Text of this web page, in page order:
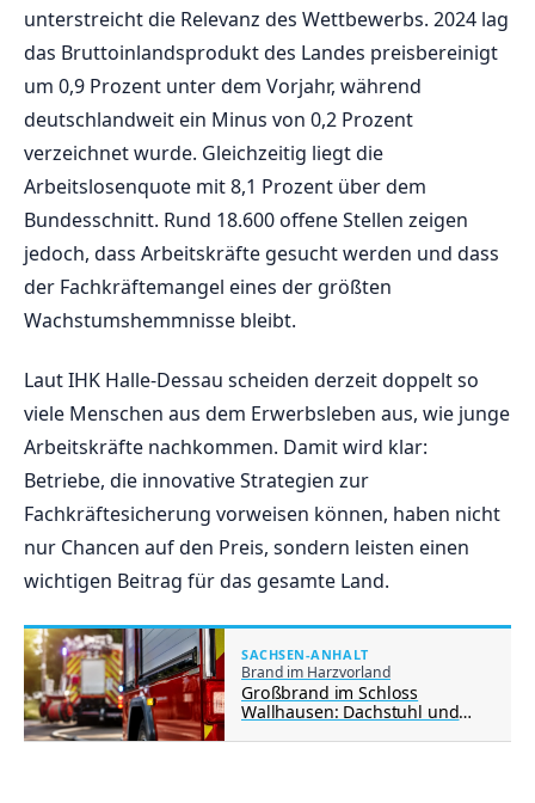
unterstreicht die Relevanz des Wettbewerbs. 2024 lag
das Bruttoinlandsprodukt des Landes preisbereinigt
um 0,9 Prozent unter dem Vorjahr, während
deutschlandweit ein Minus von 0,2 Prozent
verzeichnet wurde. Gleichzeitig liegt die
Arbeitslosenquote mit 8,1 Prozent über dem
Bundesschnitt. Rund 18.600 offene Stellen zeigen
jedoch, dass Arbeitskräfte gesucht werden und dass
der Fachkräftemangel eines der größten
Wachstumshemmnisse bleibt.
Laut IHK Halle-Dessau scheiden derzeit doppelt so
viele Menschen aus dem Erwerbsleben aus, wie junge
Arbeitskräfte nachkommen. Damit wird klar:
Betriebe, die innovative Strategien zur
Fachkräftesicherung vorweisen können, haben nicht
nur Chancen auf den Preis, sondern leisten einen
wichtigen Beitrag für das gesamte Land.
SACHSEN-ANHALT
Brand im Harzvorland
Großbrand im Schloss
Wallhausen: Dachstuhl und